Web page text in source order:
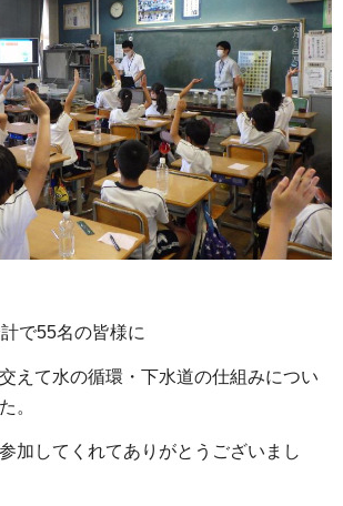
で55名の皆様に
えて水の循環・下水道の仕組みについ
。
加してくれてありがとうございまし